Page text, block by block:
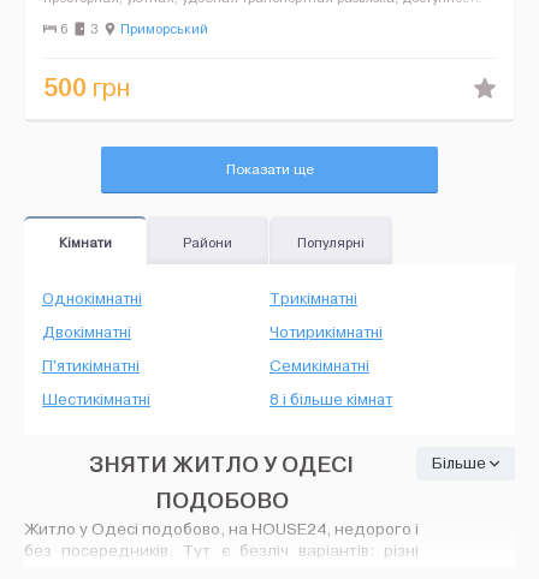
нескольких новых бесплатных пляжей. На пляжи едет...
6 3 Приморський
500 грн
Показати ще
Кімнати Райони Популярні
Однокімнатні
Двокімнатні
Трикімнатні
Чотирикімнатні
П'ятикімнатні
Шестикімнатні
Семикімнатні
8 і більше кімнат
ЗНЯТИ ЖИТЛО У ОДЕСІ
ПОДОБОВО
Житло у Одесі подобово, на HOUSE24, недорого і
без посередників. Тут є безліч варіантів: різні
Більше